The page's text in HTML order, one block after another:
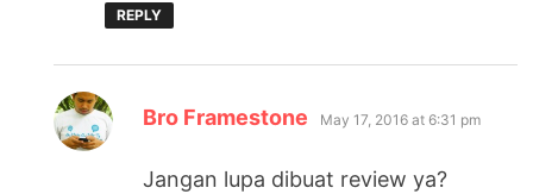
REPLY
Bro Framestone says:
May 17, 2016 at 6:31 pm
Jangan lupa dibuat review ya?